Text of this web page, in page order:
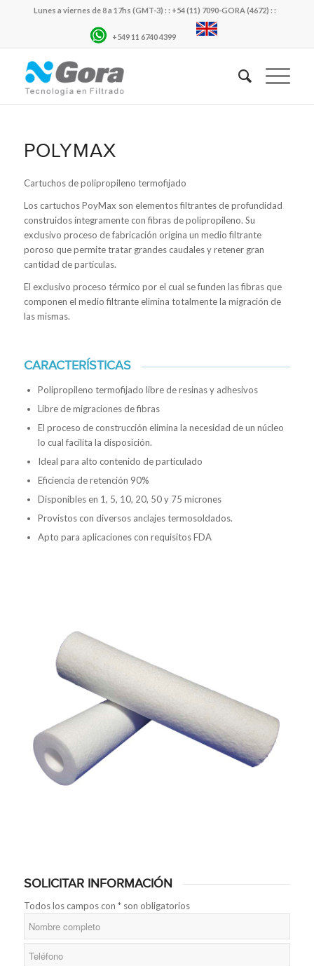
Lunes a viernes de 8 a 17hs (GMT-3) : : +54 (11) 7090-GORA (4672) : :
+549 11 6740 4399
POLYMAX
Cartuchos de polipropileno termofijado
Los cartuchos PoyMax son elementos filtrantes de profundidad
construidos íntegramente con fibras de polipropileno. Su
exclusivo proceso de fabricación origina un medio filtrante
poroso que permite tratar grandes caudales y retener gran
cantidad de partículas.
El exclusivo proceso térmico por el cual se funden las fibras que
componen el medio filtrante elimina totalmente la migración de
las mismas.
CARACTERÍSTICAS
Polipropileno termofijado libre de resinas y adhesivos
Libre de migraciones de fibras
El proceso de construcción elimina la necesidad de un núcleo
lo cual facilita la disposición.
Ideal para alto contenido de particulado
Eficiencia de retención 90%
Disponibles en 1, 5, 10, 20, 50 y 75 micrones
Provistos con diversos anclajes termosoldados.
Apto para aplicaciones con requisitos FDA
SOLICITAR INFORMACIÓN
Todos los campos con * son obligatorios